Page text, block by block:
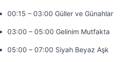
00:15 – 03:00 Güller ve Günahlar
03:00 – 05:00 Gelinim Mutfakta
05:00 – 07:00 Siyah Beyaz Aşk